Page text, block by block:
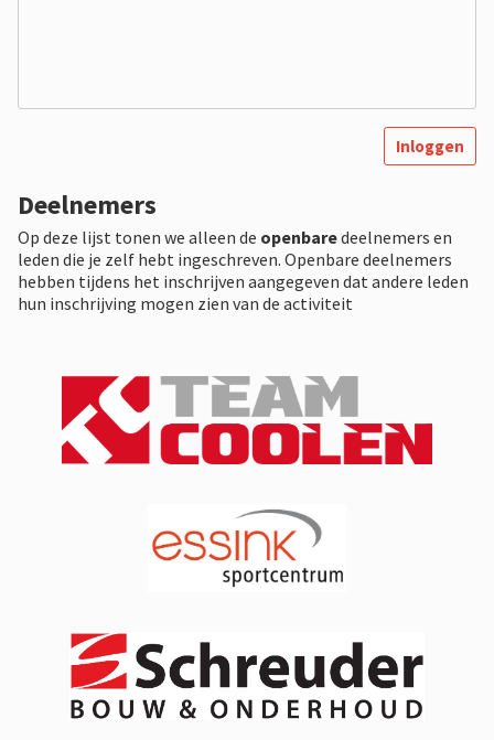
Inloggen
Deelnemers
Op deze lijst tonen we alleen de openbaredeelnemers en
leden die je zelf hebt ingeschreven. Openbare deelnemers
hebben tijdens het inschrijven aangegeven dat andere leden
hun inschrijving mogen zien van de activiteit